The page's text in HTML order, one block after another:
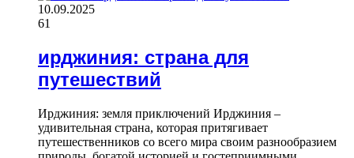
10.09.2025
61
ирджиния: страна для
путешествий
Ирджиния: земля приключений Ирджиния –
удивительная страна, которая притягивает
путешественников со всего мира своим разнообразием